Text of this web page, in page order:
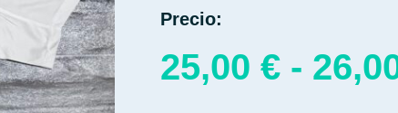
Precio:
25,00 € -